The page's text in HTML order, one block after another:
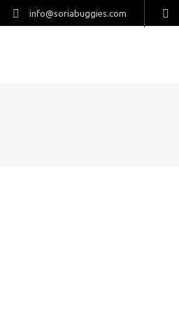
info@soriabuggies.com